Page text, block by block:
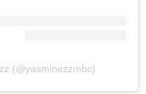
(@yasminezzmbc)